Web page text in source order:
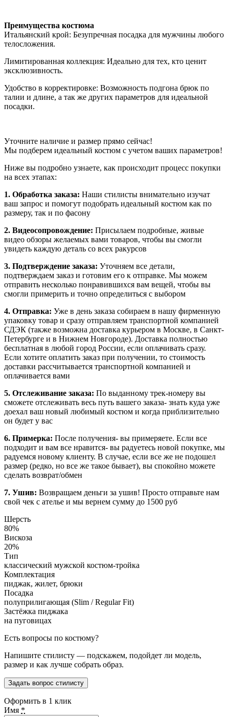
Преимущества костюма
Итальянский крой: Безупречная посадка для мужчины любого
телосложения.
Лимитированная коллекция: Идеально для тех, кто ценит
эксклюзивность.
Удобство в корректировке: Возможность подгона брюк по
талии и длине, а так же других параметров для идеальной
посадки.
Уточните наличие и размер прямо сейчас!
Мы подберем идеальный костюм с учетом ваших параметров!
Ниже вы подробно узнаете, как происходит процесс покупки
на всех этапах:
1. Обработка заказа: Наши стилисты внимательно изучат
ваш запрос и помогут подобрать идеальный костюм как по
размеру, так и по фасону
2. Видеосопровождение: Присылаем подробные, живые
видео обзоры желаемых вами товаров, чтобы вы смогли
увидеть каждую деталь со всех ракурсов
3. Подтверждение заказа: Уточняем все детали,
подтверждаем заказ и готовим его к отправке. Мы можем
отправить несколько понравившихся вам вещей, чтобы вы
смогли примерить и точно определиться с выбором
4. Отправка: Уже в день заказа собираем в нашу фирменную
упаковку товар и сразу отправляем транспортной компанией
СДЭК (также возможна доставка курьером в Москве, в Санкт-
Петербурге и в Нижнем Новгороде). Доставка полностью
бесплатная в любой город России, если оплачивать сразу.
Если хотите оплатить заказ при получении, то стоимость
доставки рассчитывается транспортной компанией и
оплачивается вами
5. Отслеживание заказа: По выданному трек-номеру вы
сможете отслеживать весь путь вашего заказа- знать куда уже
доехал ваш новый любимый костюм и когда приблизительно
он будет у вас
6. Примерка: После получения- вы примеряете. Если все
подходит и вам все нравится- вы радуетесь новой покупке, мы
радуемся новому клиенту. В случае, если все же не подошел
размер (редко, но все же такое бывает), вы спокойно можете
сделать возврат/обмен
7. Ушив: Возвращаем деньги за ушив! Просто отправьте нам
свой чек с ателье и мы вернем сумму до 1500 руб
Шерсть
80%
Вискоза
20%
Тип
классический мужской костюм-тройка
Комплектация
пиджак, жилет, брюки
Посадка
полуприлигающая (Slim / Regular Fit)
Застёжка пиджака
на пуговицах
Есть вопросы по костюму?
Напишите стилисту — подскажем, подойдет ли модель,
размер и как лучше собрать образ.
Задать вопрос стилисту
Оформить в 1 клик
Имя *